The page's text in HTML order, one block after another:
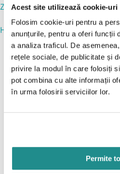
CARIERE
Acest site utilizează cookie-uri
Folosim cookie-uri pentru a
anunțurile, pentru a oferi funcții
a analiza traficul. De
rețele sociale, de publicitate și
privire la modul în care folosiți
pot combina cu alte informații
în urma folosirii serviciilor lor.
Permite
Zilnic, poți verifica meniul
Hai la masă!